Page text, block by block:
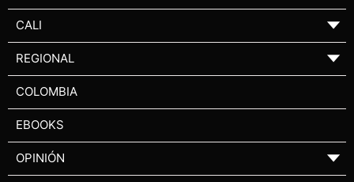
CALI ▼
REGIONAL ▼
COLOMBIA
EBOOKS
OPINIÓN ▼